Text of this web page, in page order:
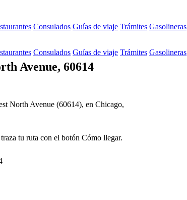
Consulados Guías de viaje Trámites Gasolineras
Consulados Guías de viaje Trámites Gasolineras
Avenue, 60614
North Avenue (60614), en Chicago,
tu ruta con el botón Cómo llegar.